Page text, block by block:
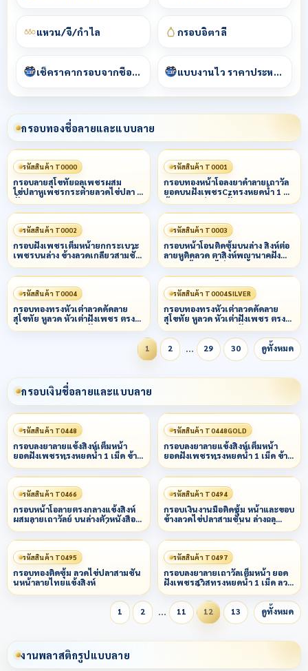
แหวน/จี้/กำไล กรอบอิตาลี
เช็คราคากรอบจากชื่อพระ แบบงานไว ราคาประหยัด
กรอบทองชื่อลายและแบบลาย
รหัสสินค้า T0000
กรอบลายสุโขทัยฉลุเพชรผสม
ไข่ปลาหูเพชรกระต่ายลวดไข่ปลา 3
ชั้น
รหัสสินค้า T0001
กรอบทองหน้าโอลงยาดำลายเถาวัล
ยอดบนฝังเพชรCzทรงหยดน้ำ 1 ม็ด
ข้างลวดเกลียว 3 ชั้น
รหัสสินค้า T0002
กรอบฝังเพชรเต็มหน้ายกกระเบาะ
เพชรบนล่าง ข้างลวดเกลียวสามชั้น
น
รหัสสินค้า T0003
กรอบหน้าโอนติดซุ้มบนล่าง สิงห์ต่อ
ลายหูติดลวด ตาสิงห์พญานาคฝัง
เพชร ข้างลวดไข่ปลาผสมหลอด
รหัสสินค้า T0004
กรอบทองทรงหัวเต่าลวดดัดลาย
สุโขทัย หูลวด หัวเต่าฝังเพชร ตรง
กลางยกกนฝระเบาะฝันเพชร
รหัสสินค้า T0004SILVER
กรอบทองทรงหัวเต่าลวดดัดลาย
สุโขทัย หูลวด หัวเต่าฝังเพชร ตรง
กลางยกกนฝระเบาะฝันเพชร
1
2 … 29 30 ดูทั้งหมด
กรอบเงินชื่อลายและแบบลาย
รหัสสินค้า T0448
กรอบลงยาลายแข้งสิงห์เต็มหน้า
ยอดฝังเพชรทรงหยดน้ำ 1 เม็ด ข้าง
ลวดเกลียว 3 ชั้น
รหัสสินค้า T0448GOLD
กรอบลงยาลายแข้งสิงห์เต็มหน้า
ยอดฝังเพชรทรงหยดน้ำ 1 เม็ด ข้าง
ลวดเกลียว 3 ชั้น
รหัสสินค้า T0466
กรอบหน้าโอลายตรงกลางแข้งสิงห์
ผสมลายเถาวัลย์ บนล่างตัวหนังสือ
ตามสั่งลงยาหลากสีสีตามสั่ง
รหัสสินค้า T0494
กรอบเงินงานมือติดซุ้ม หน้าและขอบ
ข้างลวดไข่ปลาสามชั้นน ล่างฉลุ
พญานาคผสมลายแข้งสิงห์
รหัสสินค้า T0495
กรอบทองติดซุ้ม ลวดไข่ปลาสามชั้น
นหน้าลายไทยแข้งสิงห์
รหัสสินค้า T0497
กรอบลงยาลายเถาวัลเต็มหน้า ยอด
ฝังเพชรสวิสทรงหยดน้ำ 1 เม็ด ลวด
เกลียว3 ชั้น
1
2 … 11 12 13 ดูทั้งหมด
งานพลาสติกรูปแบบลาย